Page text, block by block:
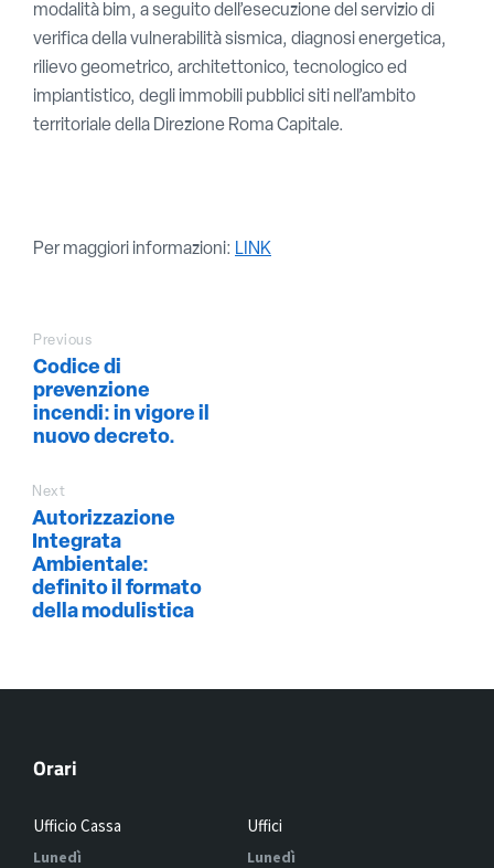
modalità bim, a seguito dell’esecuzione del servizio di
verifica della vulnerabilità sismica, diagnosi energetica,
rilievo geometrico, architettonico, tecnologico ed
impiantistico, degli immobili pubblici siti nell’ambito
territoriale della Direzione Roma Capitale.
Per maggiori informazioni: LINK
Previous
Codice di
prevenzione
incendi: in vigore il
nuovo decreto.
Next
Autorizzazione
Integrata
Ambientale:
definito il formato
della modulistica
Orari
Ufficio Cassa
Lunedì
Uffici
Lunedì